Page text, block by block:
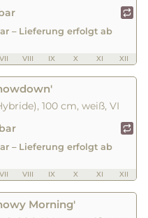
– Lieferung erfolgt ab
VII VIII IX X XI XII
100 cm, weiß, VI
– Lieferung erfolgt ab
VII VIII IX X XI XII
Morning'